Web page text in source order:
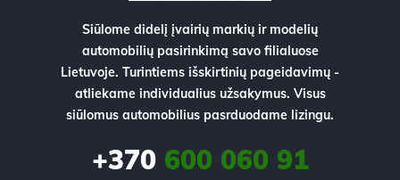
Siūlome didelį įvairių markių ir modelių
automobilių pasirinkimą savo filialuose
Lietuvoje. Turintiems išskirtinių pageidavimų -
atliekame individualius užsakymus. Visus
siūlomus automobilius pasrduodame lizingu.
+370600 060 91